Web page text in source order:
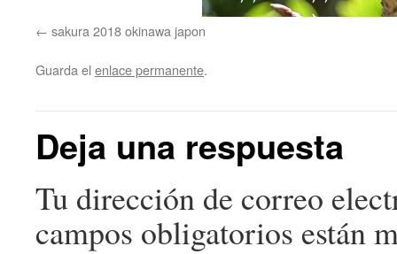
sakura 2018 okinawa japon
Guarda el enlace permanente.
Deja una respuesta
Tu dirección de correo
campos obligatorios están